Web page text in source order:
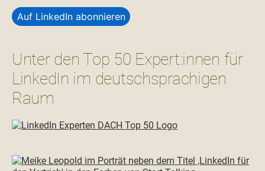
Auf LinkedIn abonnieren
Unter den Top 50 Expert:innen für
LinkedIn im deutschsprachigen
Raum